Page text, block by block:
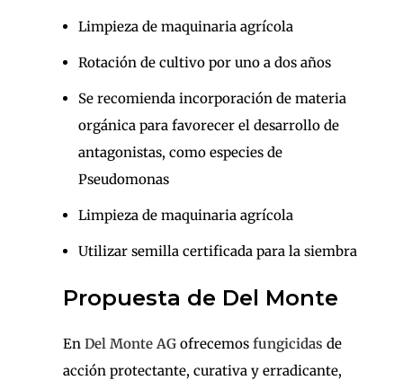
Limpieza de maquinaria agrícola
Rotación de cultivo por uno a dos años
Se recomienda incorporación de materia
orgánica para favorecer el desarrollo de
antagonistas, como especies de
Pseudomonas
Limpieza de maquinaria agrícola
Utilizar semilla certificada para la siembra
Propuesta de Del Monte
En Del Monte AG ofrecemos fungicidas de
acción protectante, curativa y erradicante,